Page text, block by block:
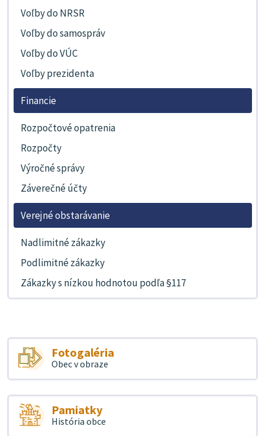
Voľby do NRSR
Voľby do samospráv
Voľby do VÚC
Voľby prezidenta
Financie
Rozpočtové opatrenia
Rozpočty
Výročné správy
Záverečné účty
Verejné obstarávanie
Nadlimitné zákazky
Podlimitné zákazky
Zákazky s nízkou hodnotou podľa §117
Fotogaléria
Obec v obraze
Pamiatky
História obce